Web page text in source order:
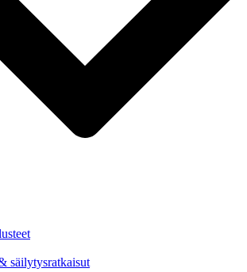
säilytysratkaisut